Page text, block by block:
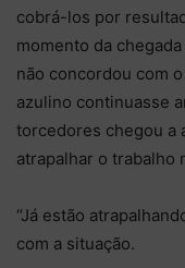
cobrá-los por
momento da
não concordou com
azulino continuasse
torcedores chegou a
atrapalhar o trabalho
“Já estão
com a situação.